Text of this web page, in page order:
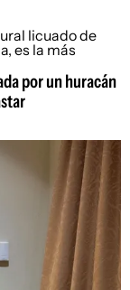
por un huracán